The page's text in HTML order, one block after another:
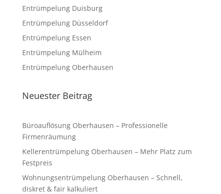
Entrümpelung Duisburg
Entrümpelung Düsseldorf
Entrümpelung Essen
Entrümpelung Mülheim
Entrümpelung Oberhausen
Neuester Beitrag
Büroauflösung Oberhausen – Professionelle
Firmenräumung
Kellerentrümpelung Oberhausen – Mehr Platz zum
Festpreis
Wohnungsentrümpelung Oberhausen – Schnell,
diskret & fair kalkuliert